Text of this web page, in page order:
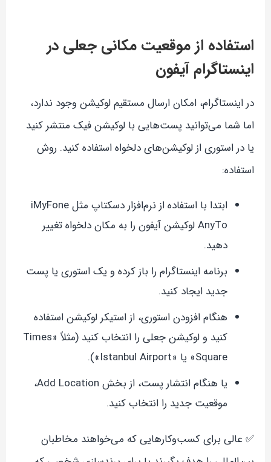
استفاده از موقعیت مکانی جعلی در
اینستاگرام آیفون
در اینستاگرام، امکان ارسال مستقیم لوکیشن وجود ندارد،
اما شما می‌توانید پست‌هایی با لوکیشن فیک منتشر کنید
یا در استوری از لوکیشن‌های دلخواه استفاده کنید. روش
استفاده:
ابتدا با استفاده از نرم‌افزار دسکتاپ مثل iMyFone
AnyTo لوکیشن آیفون را به مکان دلخواه تغییر
دهید.
برنامه اینستاگرام را باز کرده و یک استوری یا پست
جدید ایجاد کنید.
هنگام افزودن استوری، از استیکر لوکیشن استفاده
کنید و لوکیشن جعلی را انتخاب کنید (مثلاً «Times
Square» یا «Istanbul Airport»).
یا هنگام انتشار پست، از بخش Add Location،
موقعیت جدید را انتخاب کنید.
✅ عالی برای کسب‌وکارهایی که می‌خواهند مخاطبان